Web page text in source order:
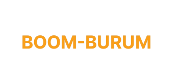
BOOM-BURUM